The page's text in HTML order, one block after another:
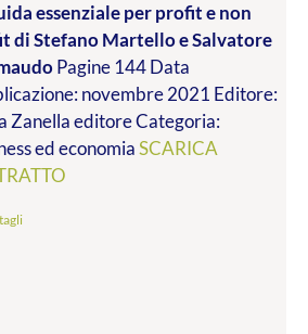
prezzo:
da
€9.99
a
€19.00
essenziale per profit e non
di Stefano Martello e Salvatore
Pagine 144 Data
novembre 2021 Editore:
Zanella editore Categoria:
ed economiaSCARICA